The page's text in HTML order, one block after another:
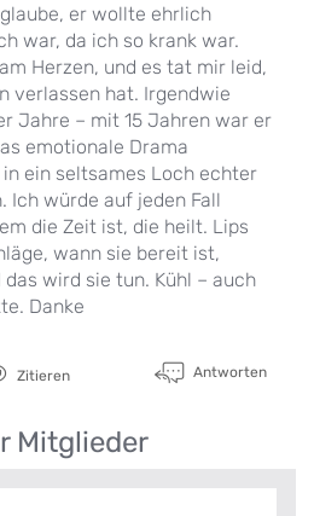
er wollte ehrlich
war, da ich so krank war.
Herzen, und es tat mir leid,
verlassen hat. Irgendwie
Jahre – mit 15 Jahren war er
emotionale Drama
ein seltsames Loch echter
Ich würde auf jeden Fall
die Zeit ist, die heilt. Lips
wann sie bereit ist,
wird sie tun. Kühl – auch
Danke
Zitieren Antworten
Mitglieder